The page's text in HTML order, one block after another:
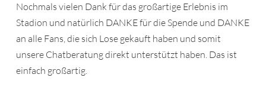
Nochmals vielen Dank für das großartige Erlebnis im
Stadion und natürlich DANKE für die Spende und DANKE
an alle Fans, die sich Lose gekauft haben und somit
unsere Chatberatung direkt unterstützt haben. Das ist
einfach großartig.